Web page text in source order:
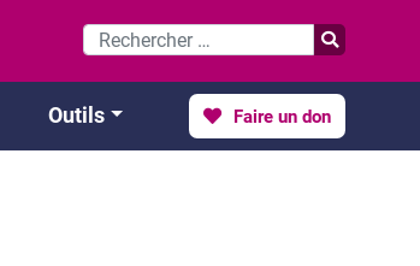
Outils Faire un don